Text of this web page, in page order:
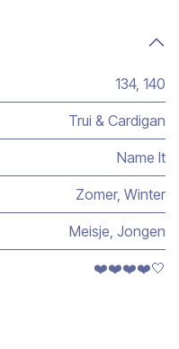
134, 140
Trui & Cardigan
Name It
Zomer, Winter
Meisje Jongen
❤️❤️❤️❤️🤍